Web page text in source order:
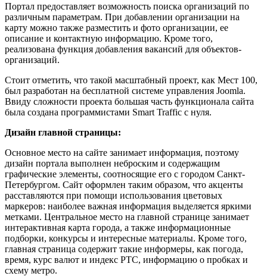
Портал предоставляет возможность поиска организаций по
различным параметрам. При добавлении организации на
карту можно также разместить и фото организации, ее
описание и контактную информацию. Кроме того,
реализована функция добавления вакансий для объектов-
организаций.
Стоит отметить, что такой масштабный проект, как Мест 100,
был разработан на бесплатной системе управления Joomla.
Ввиду сложности проекта большая часть функционала сайта
была создана программистами Smart Traffic с нуля.
Дизайн главной страницы:
Основное место на сайте занимает информация, поэтому
дизайн портала выполнен неброским и содержащим
графические элементы, соотносящие его с городом Санкт-
Петербургом. Сайт оформлен таким образом, что акценты
расставляются при помощи использования цветовых
маркеров: наиболее важная информация выделяется яркими
метками. Центральное место на главной странице занимает
интерактивная карта города, а также информационные
подборки, конкурсы и интересные материалы. Кроме того,
главная страница содержит такие информеры, как погода,
время, курс валют и индекс РТС, информацию о пробках и
схему метро.